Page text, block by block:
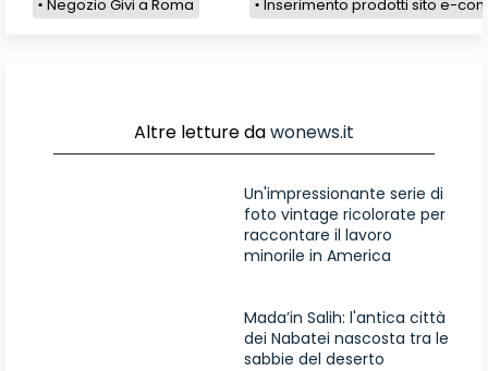
Negozio Givi a Roma
Inserimento prodotti sito e-
Altre letture dawonews.it
Un'impressionante serie di
foto vintage ricolorate per
raccontare il lavoro
minorile in America
Mada’in Salih: l'antica città
dei Nabatei nascosta tra le
sabbie del deserto